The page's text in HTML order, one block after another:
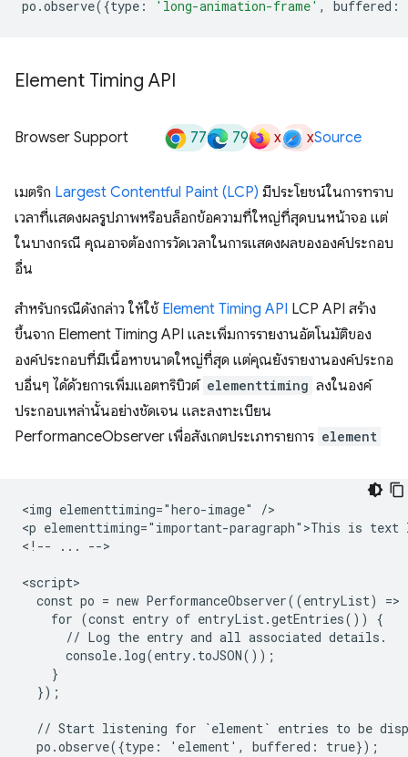
po .observe({type : 'long-animation-frame' , buffered :
Element Timing API
Browser Support 77 79 x xSource
เมตริก Largest Contentful Paint (LCP) มีประโยชน์ในการทราบ
เวลาที่แสดงผลรูปภาพหรือบล็อกข้อความที่ใหญ่ที่สุดบนหน้าจอ แต่
ในบางกรณี คุณอาจต้องการวัดเวลาในการแสดงผลขององค์ประกอบ
อื่น
สําหรับกรณีดังกล่าว ให้ใช้ Element Timing API LCP API สร้าง
ขึ้นจาก Element Timing API และเพิ่มการรายงานอัตโนมัติของ
องค์ประกอบที่มีเนื้อหาขนาดใหญ่ที่สุด แต่คุณยังรายงานองค์ประกอ
บอื่นๆ ได้ด้วยการเพิ่มแอตทริบิวต์ elementtiming ลงในองค์
ประกอบเหล่านั้นอย่างชัดเจน และลงทะเบียน
PerformanceObserver เพื่อสังเกตประเภทรายการ element
<img elementtiming="hero-image" />
<p elementtiming="important-paragraph">This is
<!-- ... -->
<script>
const po = new PerformanceObserver((entryList) =>
    for (const entry of entryList.getEntries()) {
      // Log the entry and all associated details.
      console.log(entry.toJSON());
    }
  });
// Start listening for `element` entries to be
  po.observe({type: 'element', buffered: true});